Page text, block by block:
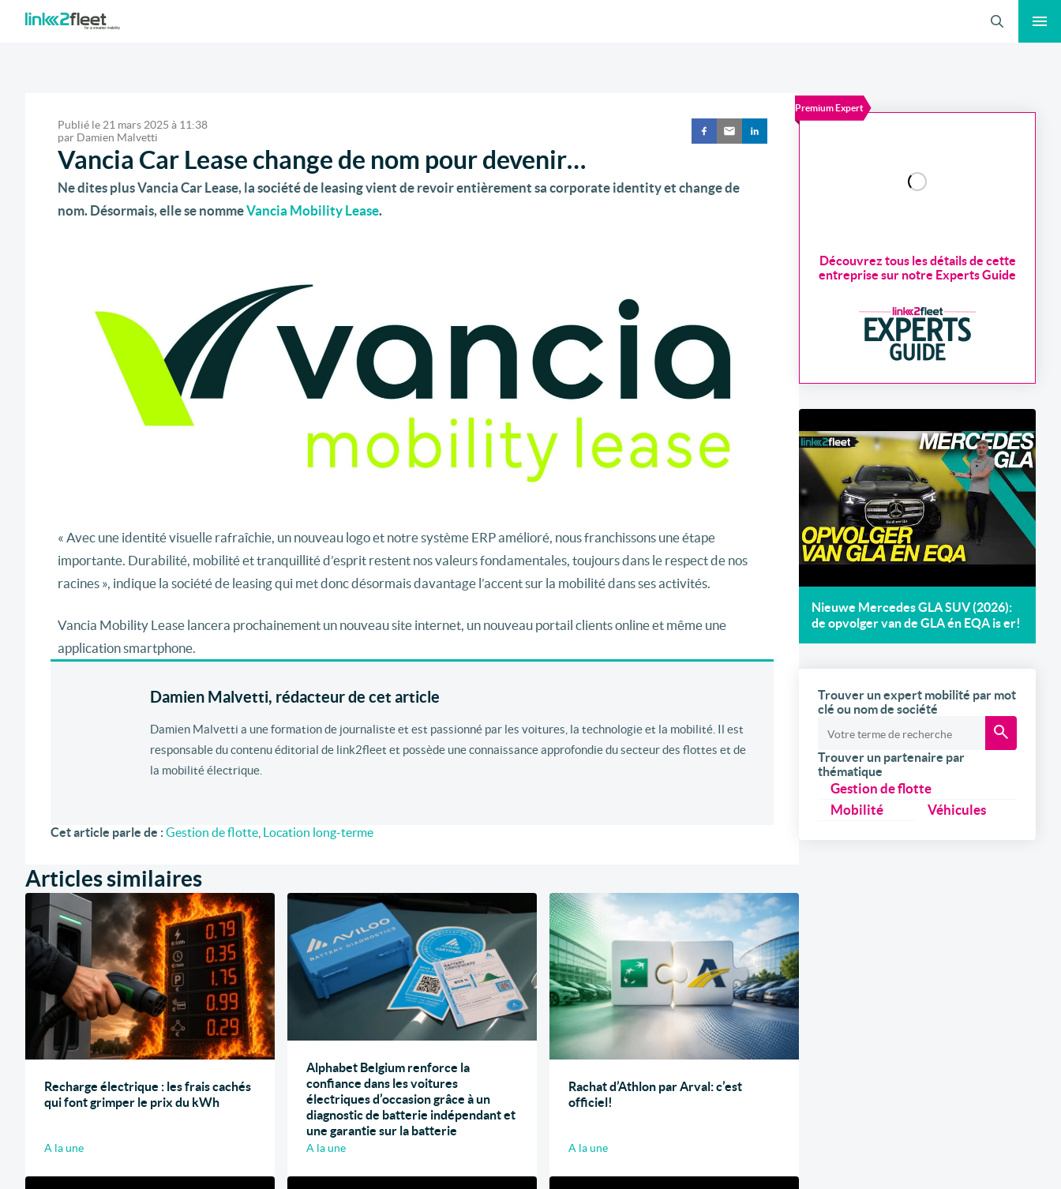
Publié le 21 mars 2025 à 11:38
par Damien Malvetti
Vancia Car Lease change de nom pour devenir…
Ne dites plus Vancia Car Lease, la société de leasing vient de revoir entièrement sa corporate identity et change de
nom. Désormais, elle se nommeVancia Mobility Lease.
« Avec une identité visuelle rafraîchie, un nouveau logo et notre système ERP amélioré, nous franchissons une étape
importante. Durabilité, mobilité et tranquillité d’esprit restent nos valeurs fondamentales, toujours dans le respect de nos
racines », indique la société de leasing qui met donc désormais davantage l’accent sur la mobilité dans ses activités.
Vancia Mobility Lease lancera prochainement un nouveau site internet, un nouveau portail clients online et même une
application smartphone.
Damien Malvetti, rédacteur de cet article
Damien Malvetti a une formation de journaliste et est passionné par les voitures, la technologie et la mobilité. Il est
responsable du contenu éditorial de link2fleet et possède une connaissance approfondie du secteur des flottes et de
la mobilité électrique.
Cet article parle de :Gestion de flotte Location long-terme
Articles similaires
Recharge électrique : les frais cachés
qui font grimper le prix du kWh
A la une
Alphabet Belgium renforce la
confiance dans les voitures
électriques d’occasion grâce à un
diagnostic de batterie indépendant et
une garantie sur la batterie
A la une
Rachat d’Athlon par Arval: c’est
officiel!
A la une
Premium Expert
Découvrez tous les détails de cette
entreprise sur notre Experts Guide
Nieuwe Mercedes GLA SUV (2026):
de opvolger van de GLA én EQA is er!
Trouver un expert mobilité par mot
clé ou nom de société
Trouver un partenaire par
thématique
Gestion de flotte
Mobilité
Véhicules